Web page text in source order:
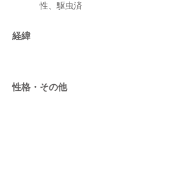
性、駆虫済
​経緯
性格・その他